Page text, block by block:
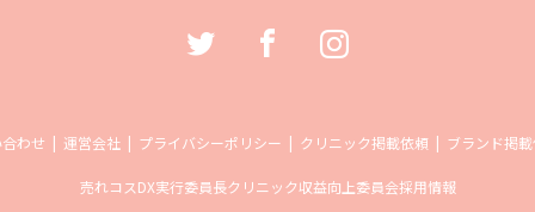
わせ 運営会社 プライバシーポリシー クリニック掲載依頼 ブランド掲
売れコスDX実行委員長クリニック収益向上委員会採用情報